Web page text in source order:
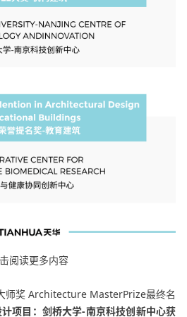
阅读更多内容
师奖 Architecture MasterPrize最终名
项目 ：剑桥大学-南京科技创新中心获